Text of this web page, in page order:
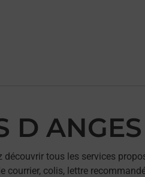
D ANGES
découvrir tous les services
courrier, colis, lettre